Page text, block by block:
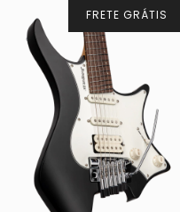
FRETE GRÁTIS